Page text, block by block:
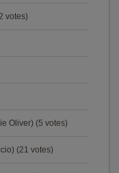
votes)
Oliver) (5 votes)
(21 votes)